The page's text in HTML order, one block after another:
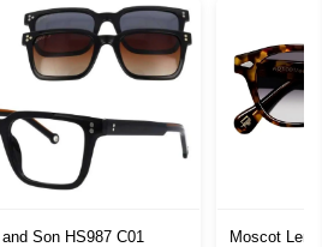
and Son HS987 C01
Moscot